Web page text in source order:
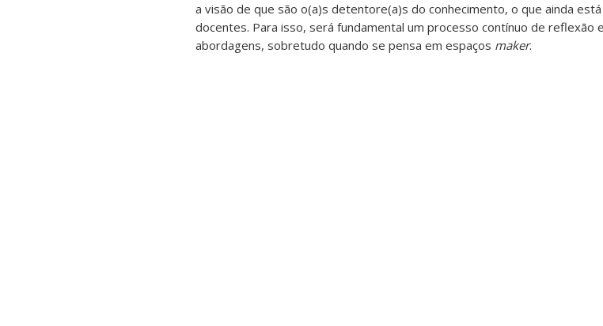
a visão de que são o(a)s detentore(a)s do conhecimento, o que ainda
docentes. Para isso, será fundamental um processo contínuo de reflexão
abordagens, sobretudo quando se pensa em espaços maker.